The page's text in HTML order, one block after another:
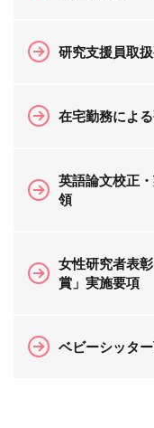
研究支援員取
在宅勤務によ
英語論文校正
領
女性研究者表
賞」実施要項
ベビーシッタ